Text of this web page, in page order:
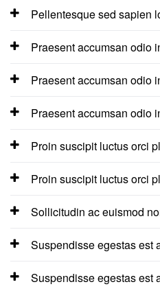
Pellentesque sed sapien
Praesent accumsan odio
Praesent accumsan odio
Praesent accumsan odio
Proin suscipit luctus orci
Proin suscipit luctus orci
Sollicitudin ac euismod
Suspendisse egestas est
Suspendisse egestas est